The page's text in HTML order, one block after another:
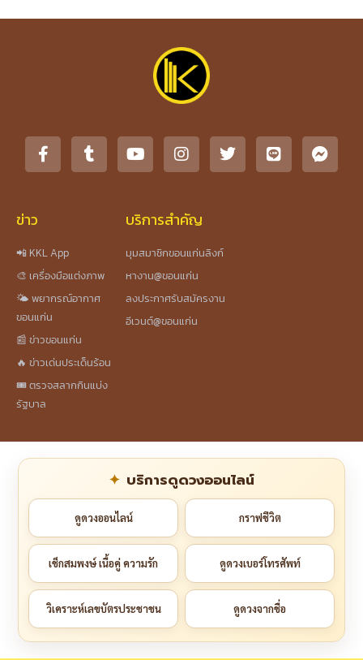
ข่าว
📲 KKL App
🎨 เครื่องมือแต่งภาพ
🌤️ พยากรณ์อากาศ
ขอนแก่น
📰 ข่าวขอนแก่น
🔥 ข่าวเด่นประเด็นร้อน
🎟️ ตรวจสลากกินแบ่ง
รัฐบาล
บริการสำคัญ
มุมสมาชิกขอนแก่นลิงก์
หางาน@ขอนแก่น
ลงประกาศรับสมัครงาน
อีเวนต์@ขอนแก่น
บริการดูดวงออนไลน์
ดูดวงออนไลน์ กราฟชีวิต
เช็กสมพงษ์ เนื้อคู่ ความรัก ดูดวงเบอร์โทรศัพท์
วิเคราะห์เลขบัตรประชาชน ดูดวงจากชื่อ